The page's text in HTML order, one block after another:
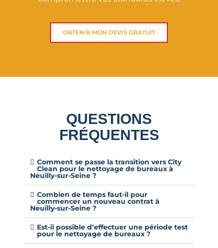
OBTENIR MON DEVIS GRATUIT
QUESTIONS
FRÉQUENTES
Comment se passe la transition vers City
Clean pour le nettoyage de bureaux à
Neuilly-sur-Seine ?
Combien de temps faut-il pour
commencer un nouveau contrat à
Neuilly-sur-Seine ?
Est-il possible d’effectuer une période test
pour le nettoyage de bureaux ?